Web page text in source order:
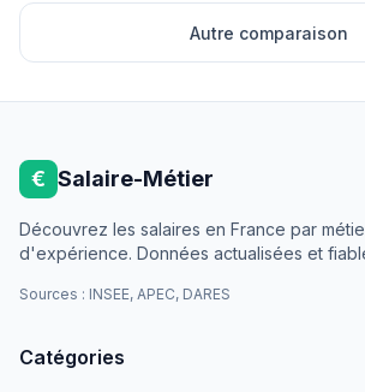
Autre comparaison
€ Salaire-Métier
Découvrez les salaires en France par
d'expérience. Données actualisées et
Sources : INSEE, APEC, DARES
Catégories